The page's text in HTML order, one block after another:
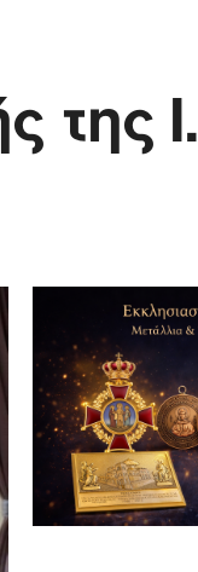
της Ι.